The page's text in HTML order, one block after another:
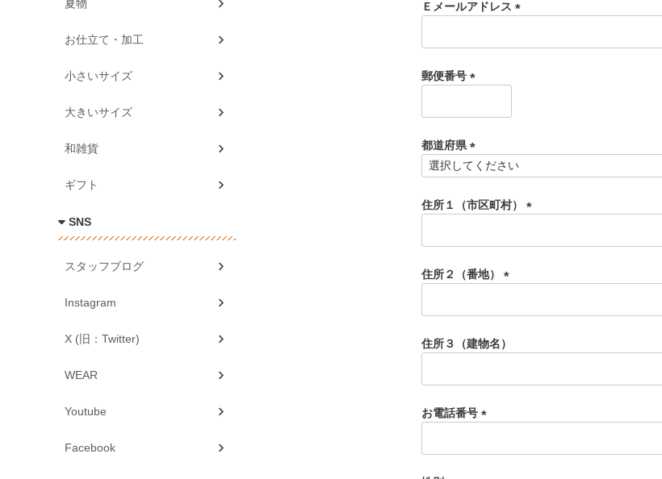
)
Ｅメールアドレス
郵便番号
)
都道府県
(
須
)
住所１（市区町村）
住所２（番地）
)
住所３（建物名）
お電話番号
夏物
お仕立て・加工
小さいサイズ
大きいサイズ
和雑貨
ギフト
SNS
スタッフブログ
Instagram
X (旧：Twitter)
WEAR
Youtube
Facebook